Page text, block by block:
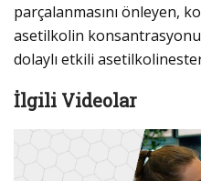
parçalanmasını önleyen,
asetilkolin
dolaylı etkili
İlgili Videolar